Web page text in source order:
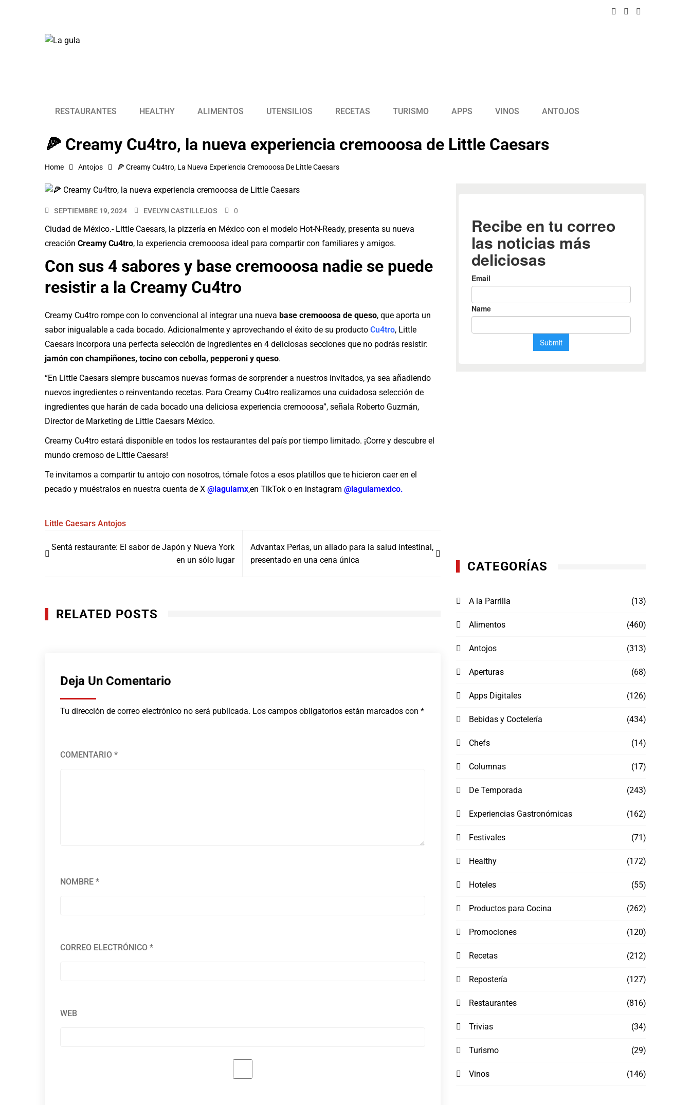
RESTAURANTES HEALTHY ALIMENTOS UTENSILIOS RECETAS TURISMO APPS VINOS ANTOJOS
🍕 Creamy Cu4tro, la nueva experiencia cremooosa de Little Caesars
Home Antojos 🍕 Creamy Cu4tro, La Nueva Experiencia Cremooosa De Little Caesars
SEPTIEMBRE 19, 2024 EVELYN CASTILLEJOS 0
Ciudad de México.- Little Caesars, la pizzería en México con el modelo Hot-N-Ready, presenta su nueva
creación Creamy Cu4tro, la experiencia cremooosa ideal para compartir con familiares y amigos.
Con sus 4 sabores y base cremooosa nadie se puede
resistir a la Creamy Cu4tro
Creamy Cu4tro rompe con lo convencional al integrar una nueva base cremooosa de queso, que aporta un
sabor inigualable a cada bocado. Adicionalmente y aprovechando el éxito de su producto Cu4tro, Little
Caesars incorpora una perfecta selección de ingredientes en 4 deliciosas secciones que no podrás resistir:
jamón con champiñones, tocino con cebolla, pepperoni y queso.
“En Little Caesars siempre buscamos nuevas formas de sorprender a nuestros invitados, ya sea añadiendo
nuevos ingredientes o reinventando recetas. Para Creamy Cu4tro realizamos una cuidadosa selección de
ingredientes que harán de cada bocado una deliciosa experiencia cremooosa”, señala Roberto Guzmán,
Director de Marketing de Little Caesars México.
Creamy Cu4tro estará disponible en todos los restaurantes del país por tiempo limitado. ¡Corre y descubre el
mundo cremoso de Little Caesars!
Te invitamos a compartir tu antojo con nosotros, tómale fotos a esos platillos que te hicieron caer en el
pecado y muéstralos en nuestra cuenta de X @lagulamx,en TikTok o en instagram @lagulamexico.
Little Caesars Antojos
Navegación
de
Sentá restaurante: El sabor de Japón y Nueva York
en un sólo lugar
Advantax Perlas, un aliado para la salud intestinal,
presentado en una cena única
RELATED POSTS
Deja Un Comentario
Tu dirección de correo electrónico no será publicada. Los campos obligatorios están marcados con *
COMENTARIO *
NOMBRE *
CORREO ELECTRÓNICO *
WEB
CATEGORÍAS
A la Parrilla (13)
Alimentos (460)
Antojos (313)
Aperturas (68)
Apps Digitales (126)
Bebidas y Coctelería (434)
Chefs (14)
Columnas (17)
De Temporada (243)
Experiencias Gastronómicas (162)
Festivales (71)
Healthy (172)
Hoteles (55)
Productos para Cocina (262)
Promociones (120)
Recetas (212)
Repostería (127)
Restaurantes (816)
Trivias (34)
Turismo (29)
Vinos (146)